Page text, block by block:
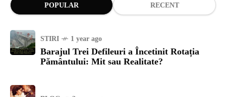
POPULAR RECENT
STIRI 1 year ago
Barajul Trei Defileuri a Încetinit Rotația
Pământului: Mit sau Realitate?